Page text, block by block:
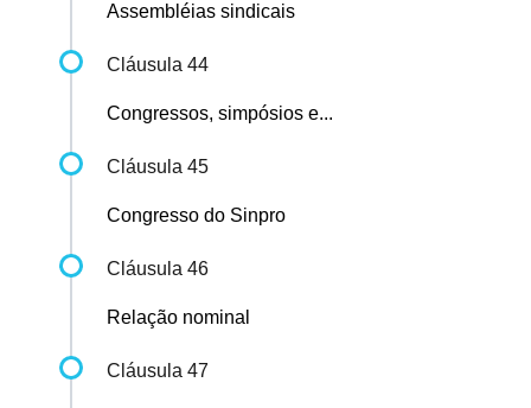
Assembléias sindicais
Cláusula 44
Congressos, simpósios e...
Cláusula 45
Congresso do Sinpro
Cláusula 46
Relação nominal
Cláusula 47